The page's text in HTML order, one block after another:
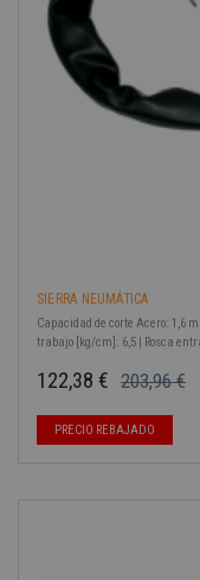
SIERRA NEUMÁTICA
Capacidad de corte Acero: 1,6
trabajo [kg/cm]: 6,5 | Rosca
203,96 €
122,38 €
PRECIO REBAJADO